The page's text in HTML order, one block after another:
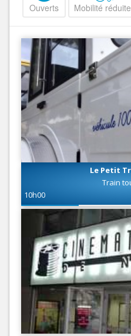
Ouverts Mobilité réduite
Le Petit
Train
10h00